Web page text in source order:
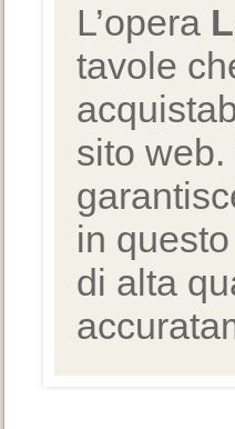
L’opera
tavole
sito web.
in
di alta